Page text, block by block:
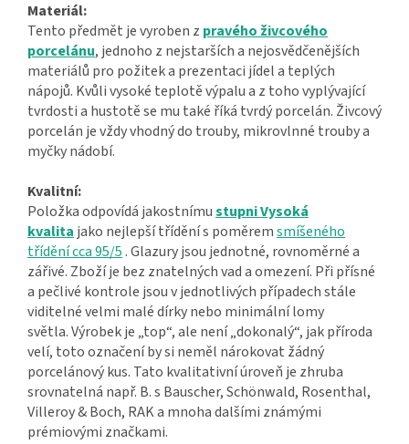
Materiál:
Tento předmět je vyroben z pravého živcového
porcelánu, jednoho z nejstarších a nejosvědčenějších
materiálů pro požitek a prezentaci jídel a teplých
nápojů. Kvůli vysoké teplotě výpalu a z toho vyplývající
tvrdosti a hustotě se mu také říká tvrdý porcelán. Živcový
porcelán je vždy vhodný do trouby, mikrovlnné trouby a
myčky nádobí.
Kvalitní:
Položka odpovídá jakostnímustupni Vysoká
kvalita jako nejlepší třídění s poměremsmíšeného
třídění cca 95/5 . Glazury jsou jednotné, rovnoměrné a
zářivé. Zboží je bez znatelných vad a omezení. Při přísné
a pečlivé kontrole jsou v jednotlivých případech stále
viditelné velmi malé dírky nebo minimální lomy
světla. Výrobek je „top“, ale není „dokonalý“, jak příroda
velí, toto označení by si neměl nárokovat žádný
porcelánový kus. Tato kvalitativní úroveň je zhruba
srovnatelná např. B. s Bauscher, Schönwald, Rosenthal,
Villeroy & Boch, RAK a mnoha dalšími známými
prémiovými značkami.